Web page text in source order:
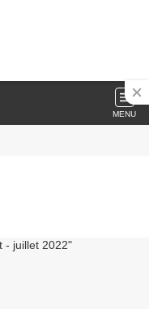
MENU